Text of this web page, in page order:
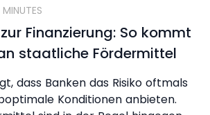
MINUTES
Finanzierung: So kommt
staatliche Fördermittel
dass Banken das Risiko oftmals
Konditionen anbieten.